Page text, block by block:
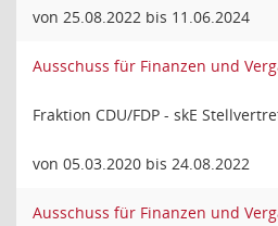
von 25.08.2022 bis 11.06.2024
Ausschuss für Finanzen und
Fraktion CDU/FDP - skE
von 05.03.2020 bis 24.08.2022
Ausschuss für Finanzen und